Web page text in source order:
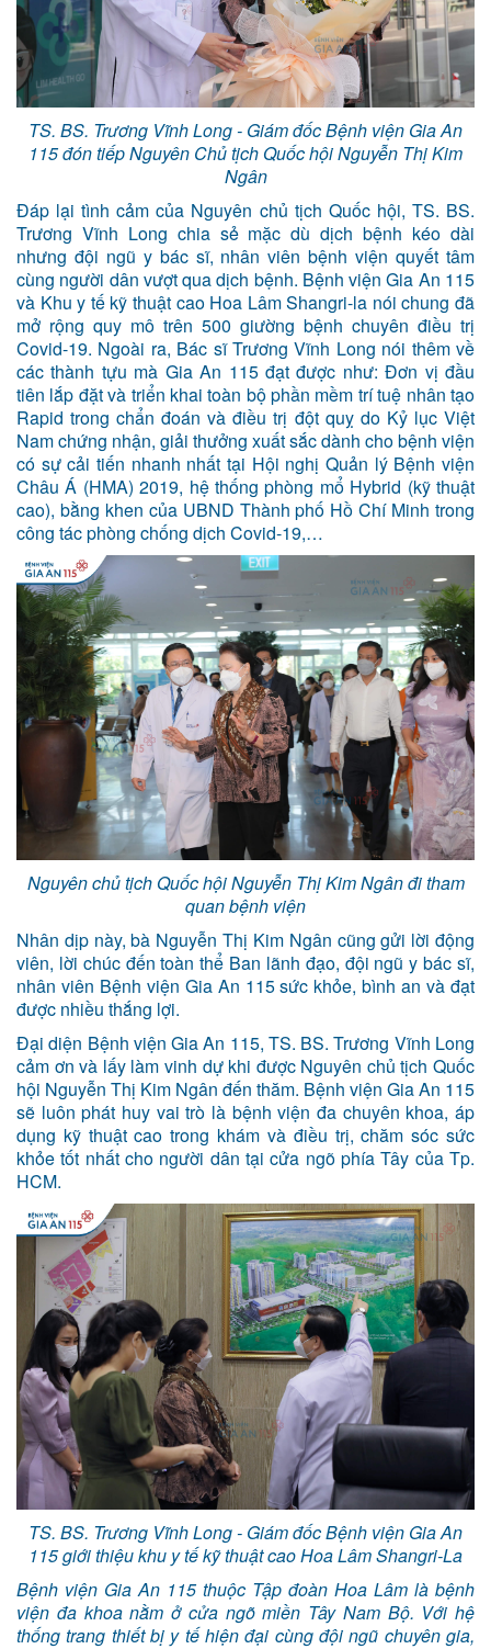
TS. BS. Trương Vĩnh Long - Giám đốc Bệnh viện Gia An
115 đón tiếp Nguyên Chủ tịch Quốc hội Nguyễn Thị Kim
Ngân
Đáp lại tình cảm của Nguyên chủ tịch Quốc hội, TS. BS.
Trương Vĩnh Long chia sẻ mặc dù dịch bệnh kéo dài
nhưng đội ngũ y bác sĩ, nhân viên bệnh viện quyết tâm
cùng người dân vượt qua dịch bệnh. Bệnh viện Gia An 115
và Khu y tế kỹ thuật cao Hoa Lâm Shangri-la nói chung đã
mở rộng quy mô trên 500 giường bệnh chuyên điều trị
Covid-19. Ngoài ra, Bác sĩ Trương Vĩnh Long nói thêm về
các thành tựu mà Gia An 115 đạt được như: Đơn vị đầu
tiên lắp đặt và triển khai toàn bộ phần mềm trí tuệ nhân tạo
Rapid trong chẩn đoán và điều trị đột quỵ do Kỷ lục Việt
Nam chứng nhận, giải thưởng xuất sắc dành cho bệnh viện
có sự cải tiến nhanh nhất tại Hội nghị Quản lý Bệnh viện
Châu Á (HMA) 2019, hệ thống phòng mổ Hybrid (kỹ thuật
cao), bằng khen của UBND Thành phố Hồ Chí Minh trong
công tác phòng chống dịch Covid-19,…
Nguyên chủ tịch Quốc hội Nguyễn Thị Kim Ngân đi tham
quan bệnh viện
Nhân dịp này, bà Nguyễn Thị Kim Ngân cũng gửi lời động
viên, lời chúc đến toàn thể Ban lãnh đạo, đội ngũ y bác sĩ,
nhân viên Bệnh viện Gia An 115 sức khỏe, bình an và đạt
được nhiều thắng lợi.
Đại diện Bệnh viện Gia An 115, TS. BS. Trương Vĩnh Long
cảm ơn và lấy làm vinh dự khi được Nguyên chủ tịch Quốc
hội Nguyễn Thị Kim Ngân đến thăm. Bệnh viện Gia An 115
sẽ luôn phát huy vai trò là bệnh viện đa chuyên khoa, áp
dụng kỹ thuật cao trong khám và điều trị, chăm sóc sức
khỏe tốt nhất cho người dân tại cửa ngõ phía Tây của Tp.
HCM.
TS. BS. Trương Vĩnh Long - Giám đốc Bệnh viện Gia An
115 giới thiệu khu y tế kỹ thuật cao Hoa Lâm Shangri-La
Bệnh viện Gia An 115 thuộc Tập đoàn Hoa Lâm là bệnh
viện đa khoa nằm ở cửa ngõ miền Tây Nam Bộ. Với hệ
thống trang thiết bị y tế hiện đại cùng đội ngũ chuyên gia,